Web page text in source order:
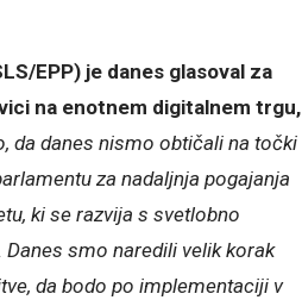
EPP) je danes glasoval za
na enotnem digitalnem trgu,
da danes nismo obtičali na točki
za nadaljnja pogajanja
ki se razvija s svetlobno
smo naredili velik korak
da bodo po implementaciji v